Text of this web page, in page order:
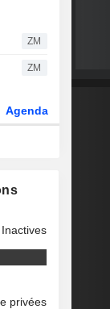
ZM
ZM
Agenda
Inactives
privées